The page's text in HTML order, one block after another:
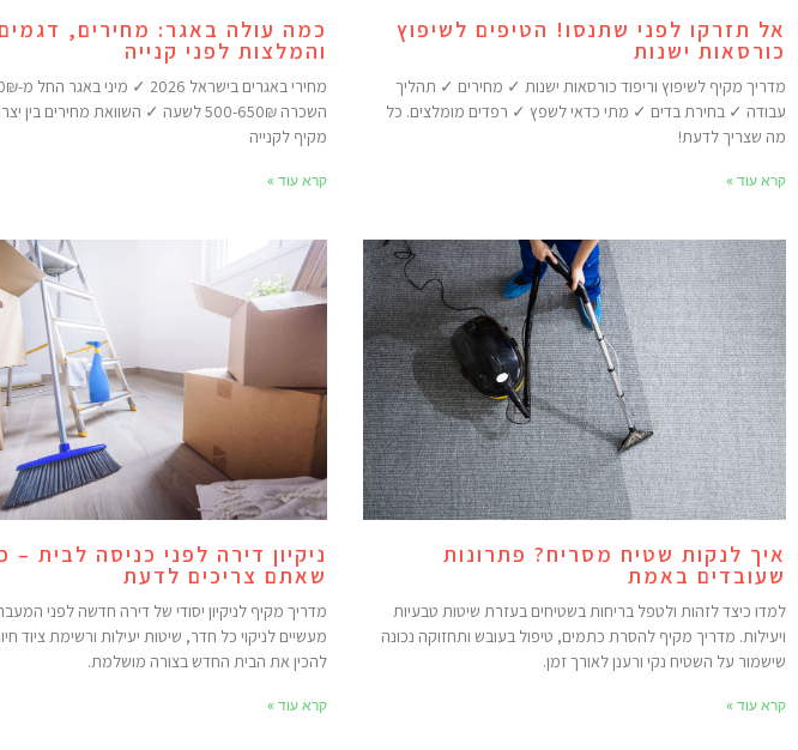
אל תזרקו לפני שתנסו! הטיפים לשיפוץ
כורסאות ישנות
מדריך מקיף לשיפוץ וריפוד כורסאות ישנות ✓ מחירים ✓ תהליך
עבודה ✓ בחירת בדים ✓ מתי כדאי לשפץ ✓ רפדים מומלצים. כל
מה שצריך לדעת!
קרא עוד »
כמה עולה באגר: מחירים, דגמים
והמלצות לפני קנייה
השכרה 500-650₪ לשעה ✓ השוואת מחירים
מקיף לקנייה
קרא עוד »
איך לנקות שטיח מסריח? פתרונות
שעובדים באמת
למדו כיצד לזהות ולטפל בריחות בשטיחים בעזרת שיטות טבעיות
ויעילות. מדריך מקיף להסרת כתמים, טיפול בעובש ותחזוקה נכונה
שישמור על השטיח נקי ורענן לאורך זמן.
קרא עוד »
ניקיון דירה לפני כניסה לבית –
שאתם צריכים לדעת
מדריך מקיף לניקיון יסודי של דירה חדשה לפני
מעשיים לניקוי כל חדר, שיטות יעילות ורשימת ציוד
להכין את הבית החדש בצורה מושלמת.
קרא עוד »